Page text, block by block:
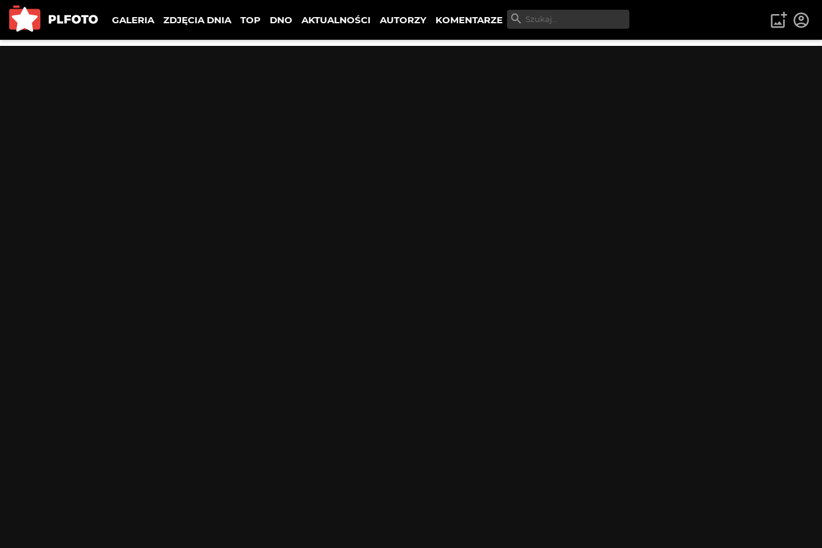
GALERIA ZDJĘCIA DNIA TOP DNO AKTUALNOŚCI AUTORZY KOMENTARZE